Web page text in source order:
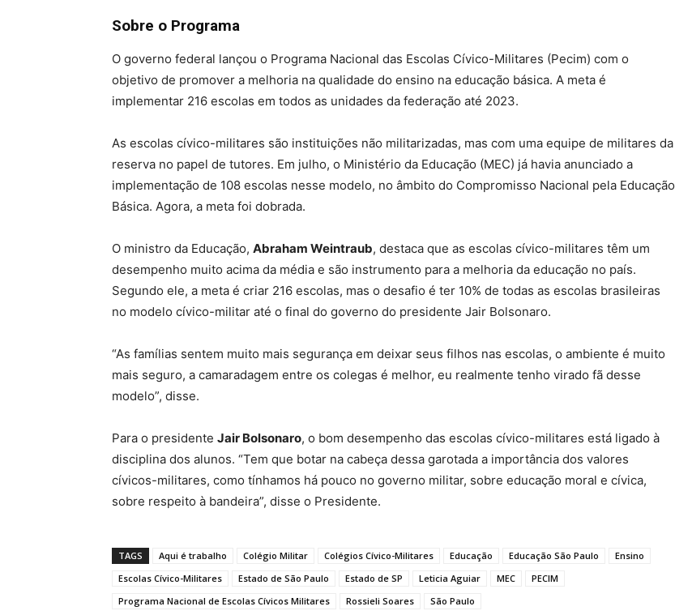
Sobre o Programa
O governo federal lançou o Programa Nacional das Escolas Cívico-Militares (Pecim) com o
objetivo de promover a melhoria na qualidade do ensino na educação básica. A meta é
implementar 216 escolas em todos as unidades da federação até 2023.
As escolas cívico-militares são instituições não militarizadas, mas com uma equipe de militares da
reserva no papel de tutores. Em julho, o Ministério da Educação (MEC) já havia anunciado a
implementação de 108 escolas nesse modelo, no âmbito do Compromisso Nacional pela Educação
Básica. Agora, a meta foi dobrada.
O ministro da Educação, Abraham Weintraub, destaca que as escolas cívico-militares têm um
desempenho muito acima da média e são instrumento para a melhoria da educação no país.
Segundo ele, a meta é criar 216 escolas, mas o desafio é ter 10% de todas as escolas brasileiras
no modelo cívico-militar até o final do governo do presidente Jair Bolsonaro.
“As famílias sentem muito mais segurança em deixar seus filhos nas escolas, o ambiente é muito
mais seguro, a camaradagem entre os colegas é melhor, eu realmente tenho virado fã desse
modelo”, disse.
Para o presidente Jair Bolsonaro, o bom desempenho das escolas cívico-militares está ligado à
disciplina dos alunos. “Tem que botar na cabeça dessa garotada a importância dos valores
cívicos-militares, como tínhamos há pouco no governo militar, sobre educação moral e cívica,
sobre respeito à bandeira”, disse o Presidente.
TAGS Aqui é trabalho Colégio Militar Colégios Cívico-Militares Educação Educação São Paulo
Ensino
Escolas Cívico-Militares
Estado de São Paulo Estado de SP Leticia Aguiar MEC
PECIM
Programa Nacional de Escolas Cívicos Militares
Rossieli Soares São Paulo